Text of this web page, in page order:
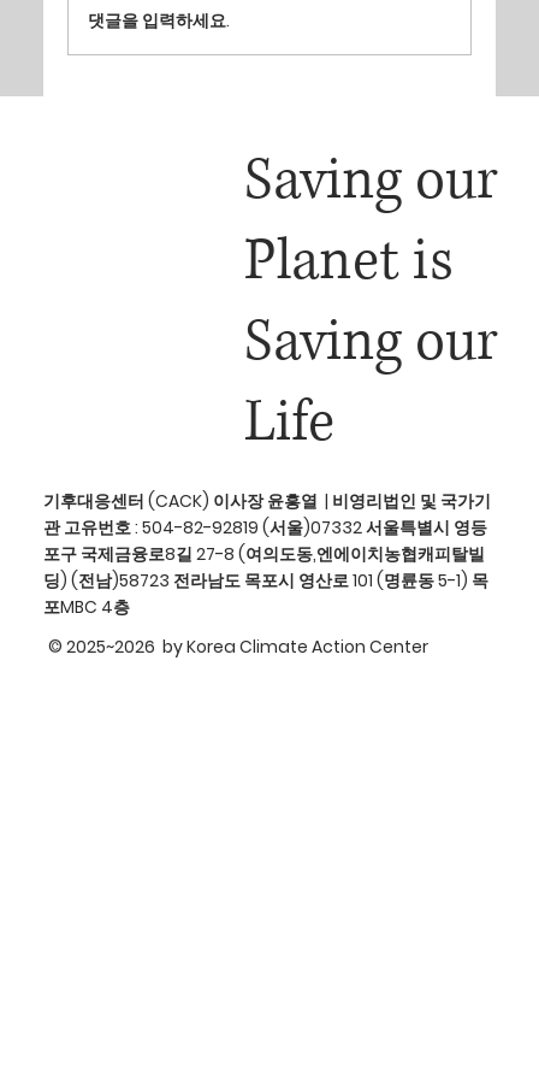
돼야 하는가’를 주제로 발표
댓글을 입력하세요.
Saving our
Planet is
Saving our
Life
© 2025~2026 by Korea Climate Action Center
기후대응센터 (CACK) 이사장 윤흥열 | 비영리법인 및 국가기
관 고유번호 : 504-82-92819 (서울)07332 서울특별시 영등
포구 국제금융로8길 27-8 (여의도동,엔에이치농협캐피탈빌
딩) (전남)58723 전라남도 목포시 영산로 101 (명륜동 5-1) 목
포MBC 4층